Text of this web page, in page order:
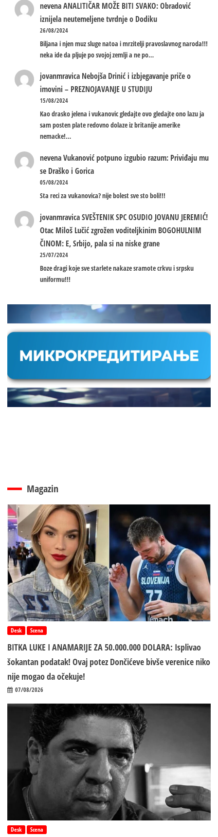
nevenaANALITIČAR MOŽE BITI SVAKO: Obradović
iznijela neutemeljene tvrdnje o Dodiku
26/08/2024
Biljana i njen muz sluge natoa i mrzitelji pravoslavnog naroda!!!
neka ide da pljuje po svojoj zemlji a ne po…
jovanmravica Nebojša Drinić i izbjegavanje priče o
imovini – PREZNOJAVANJE U STUDIJU
15/08/2024
Kao drasko jelena i vukanovic gledajte ovo gledajte ono lazu ja
sam posten plate redovno dolaze iz britanije amerike
nemacke!…
nevenaVukanović potpuno izgubio razum: Priviđaju mu
se Draško i Gorica
05/08/2024
Sta reci za vukanovica? nije bolest sve sto boli!!!
jovanmravicaSVEŠTENIK SPC OSUDIO JOVANU JEREMIĆ!
Otac Miloš Lučić zgrožen voditeljkinim BOGOHULNIM
ČINOM: E, Srbijo, pala si na niske grane
25/07/2024
Boze dragi koje sve starlete nakaze sramote crkvu i srpsku
uniformu!!!
Magazin
Desk Scena
BITKA LUKE I ANAMARIJE ZA 50.000.000 DOLARA: Isplivao
šokantan podatak! Ovaj potez Dončićeve bivše verenice niko
nije mogao da očekuje!
07/08/2026
Desk Scena